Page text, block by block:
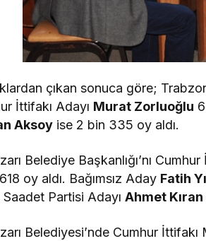
çıkan sonuca göre;
İttifakı Adayı Murat Zorluoğlu
Aksoy ise 2 bin 335 oy aldı.
Belediye Başkanlığı’nı
oy aldı. Bağımsız Aday Fatih
Saadet Partisi AdayıAhmet Kıran
Belediyesi’nde Cumhur